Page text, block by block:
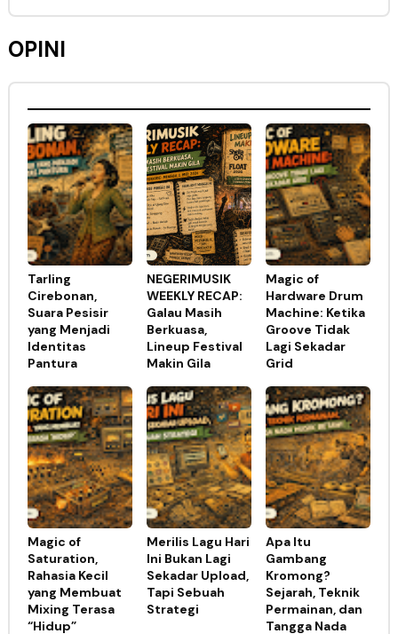
OPINI
Tarling
Cirebonan,
Suara Pesisir
yang Menjadi
Identitas
Pantura
NEGERIMUSIK
WEEKLY RECAP:
Galau Masih
Berkuasa,
Lineup Festival
Makin Gila
Magic of
Hardware Drum
Machine: Ketika
Groove Tidak
Lagi Sekadar
Grid
Magic of
Saturation,
Rahasia Kecil
yang Membuat
Mixing Terasa
“Hidup”
Merilis Lagu Hari
Ini Bukan Lagi
Sekadar Upload,
Tapi Sebuah
Strategi
Apa Itu
Gambang
Kromong?
Sejarah, Teknik
Permainan, dan
Tangga Nada